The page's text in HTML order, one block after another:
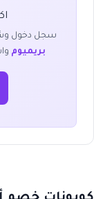
سجل دخول
بريميوم